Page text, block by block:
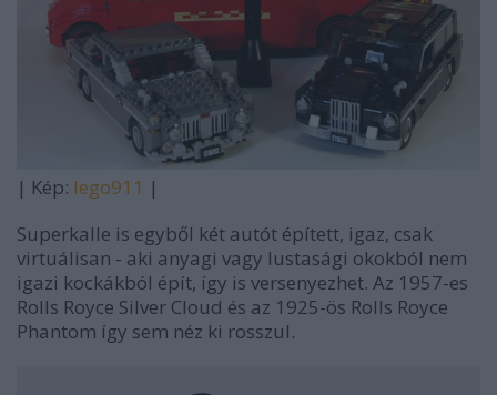
| Kép: lego911 |
Superkalle is egyből két autót épített, igaz, csak
virtuálisan - aki anyagi vagy lustasági okokból nem
igazi kockákból épít, így is versenyezhet. Az 1957-es
Rolls Royce Silver Cloud és az 1925-ös Rolls Royce
Phantom így sem néz ki rosszul.